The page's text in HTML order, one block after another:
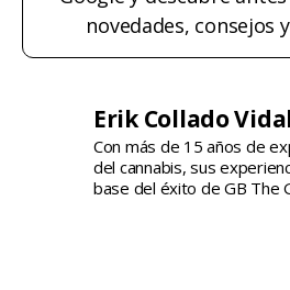
novedades, consejos
Erik Collado
Con más de 15 años de
del cannabis, sus
base del éxito de GB The